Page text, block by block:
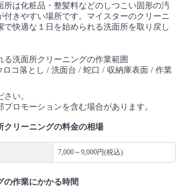
所は化粧品・整髪料などのしつこい固形の汚
付きやすい場所です。マイスターのクリーニ
で快適な１日を始められる洗面所を取り戻し
洗面所クリーニングの作業範囲
ロコ落とし / 洗面台 / 蛇口 / 収納庫表面 / 作業
い。
ロモーションを含む場合があります。
クリーニングの料金の相場
7,000～9,000円(税込)
の作業にかかる時間